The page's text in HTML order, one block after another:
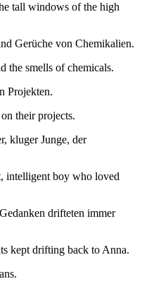
tall windows of the high
Gerüche von Chemikalien.
the smells of chemicals.
Projekten.
their projects.
kluger Junge, der
intelligent boy who loved
drifteten immer
kept drifting back to Anna.